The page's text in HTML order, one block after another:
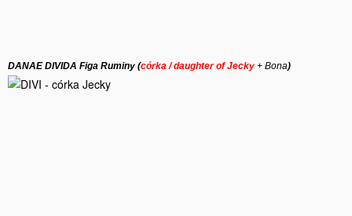
DANAE DIVIDA Figa Ruminy (córka / daughter of Jecky + Bona)